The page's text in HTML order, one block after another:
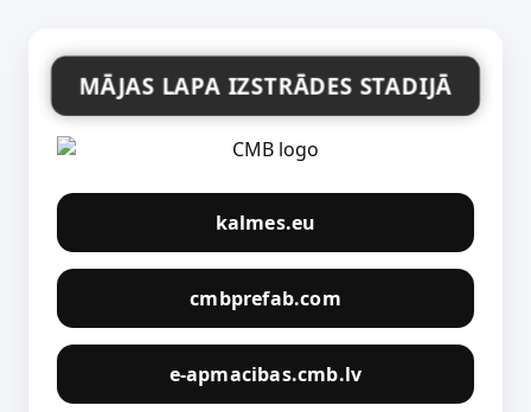
MĀJAS LAPA IZSTRĀDES STADIJĀ
kalmes.eu
cmbprefab.com
e-apmacibas.cmb.lv